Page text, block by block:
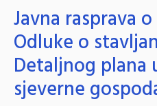
Javna rasprava
Odluke o
Detaljnog plana
sjeverne